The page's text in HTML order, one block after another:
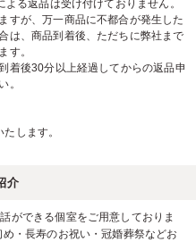
る返品は受け付けておりません。
すが、万一商品に不都合が発生した
は、商品到着後、ただちに弊社まで
す。
着後30分以上経過してからの返品申
。
します。
介
ができる個室をご用意しておりま
・長寿のお祝い・冠婚葬祭などお